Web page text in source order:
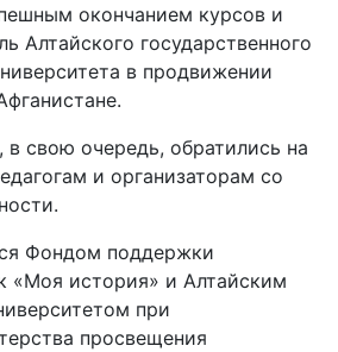
окончанием курсов и
Алтайского государственного
в продвижении
в свою очередь, обратились на
и организаторам со
Фондом поддержки
«Моя история» и Алтайским
при
просвещения